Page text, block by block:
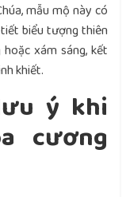
mẫu mộ này có
biểu tượng thiên
xám sáng, kết
khiết.
ý khi
cương